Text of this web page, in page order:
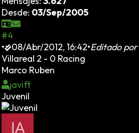
Desde: 03/Sep/2005
#4
•
08/Abr/2012, 16:42•Editado por
Villareal 2 - 0 Racing
Marco Ruben
javift
Juvenil